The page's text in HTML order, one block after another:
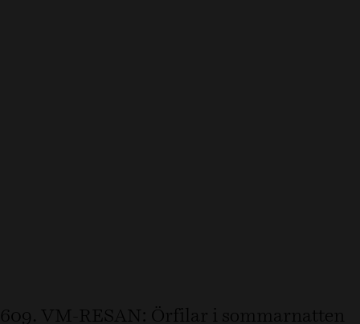
609. VM-RESAN: Örfilar i sommarnatten